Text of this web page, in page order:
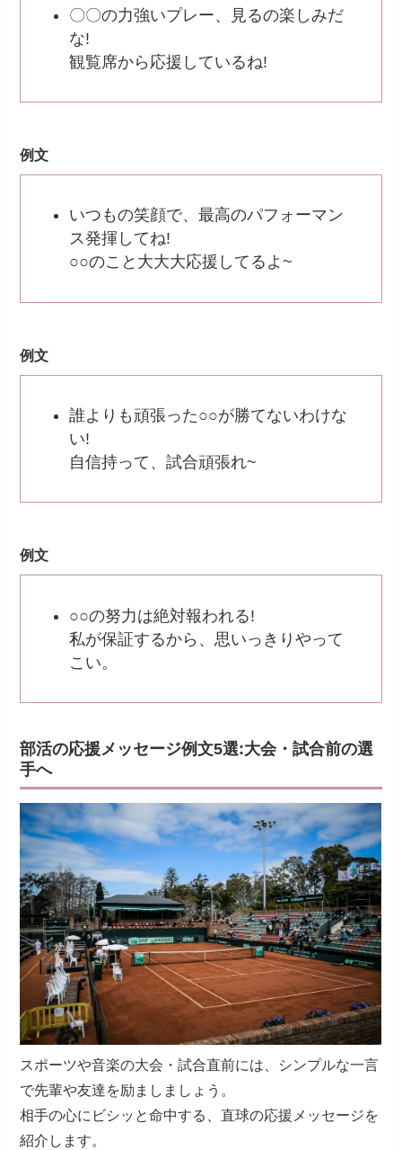
〇〇の力強いプレー、見るの楽しみだ
な!
観覧席から応援しているね!
例文
いつもの笑顔で、最高のパフォーマン
ス発揮してね!
○○のこと大大大応援してるよ~
例文
誰よりも頑張った○○が勝てないわけな
い!
自信持って、試合頑張れ~
例文
○○の努力は絶対報われる!
私が保証するから、思いっきりやって
こい。
部活の応援メッセージ例文5選:大会・試合前の選
手へ
スポーツや音楽の大会・試合直前には、シンプルな一言
で先輩や友達を励ましましょう。
相手の心にビシッと命中する、直球の応援メッセージを
紹介します。